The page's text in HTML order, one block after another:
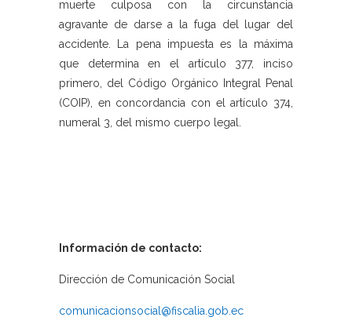
muerte culposa con la circunstancia
agravante de darse a la fuga del lugar del
accidente. La pena impuesta es la máxima
que determina en el artículo 377, inciso
primero, del Código Orgánico Integral Penal
(COIP), en concordancia con el artículo 374,
numeral 3, del mismo cuerpo legal.
Información de contacto:
Dirección de Comunicación Social
comunicacionsocial@fiscalia.gob.ec